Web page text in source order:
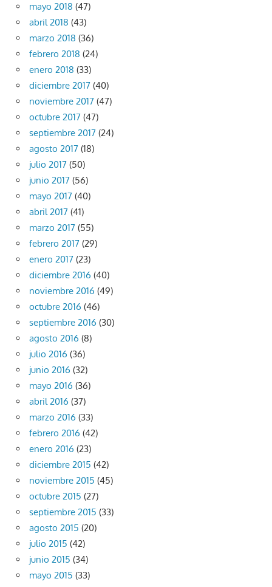
mayo 2018 (47)
abril 2018 (43)
marzo 2018 (36)
febrero 2018 (24)
enero 2018 (33)
diciembre 2017 (40)
noviembre 2017 (47)
octubre 2017 (47)
septiembre 2017 (24)
agosto 2017 (18)
julio 2017 (50)
junio 2017 (56)
mayo 2017 (40)
abril 2017 (41)
marzo 2017 (55)
febrero 2017 (29)
enero 2017 (23)
diciembre 2016 (40)
noviembre 2016 (49)
octubre 2016 (46)
septiembre 2016 (30)
agosto 2016 (8)
julio 2016 (36)
junio 2016 (32)
mayo 2016 (36)
abril 2016 (37)
marzo 2016 (33)
febrero 2016 (42)
enero 2016 (23)
diciembre 2015 (42)
noviembre 2015 (45)
octubre 2015 (27)
septiembre 2015 (33)
agosto 2015 (20)
julio 2015 (42)
junio 2015 (34)
mayo 2015 (33)